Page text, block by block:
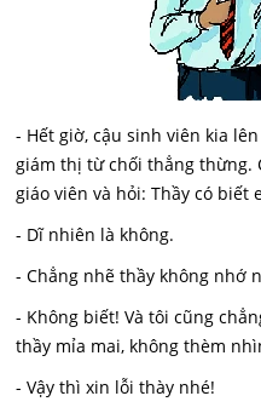
- Hết giờ, cậu sinh viên kia
giám thị từ chối thẳng thừng.
giáo viên và hỏi: Thầy có biết
- Dĩ nhiên là không.
- Chẳng nhẽ thầy không nhớ
- Không biết! Và tôi cũng
thầy mỉa mai, không thèm
- Vậy thì xin lỗi thày nhé!